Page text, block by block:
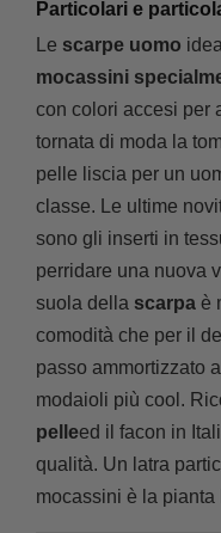
Particolari e
Le scarpe uomo
mocassini
con colori accesi per
tornata di moda la
pelle liscia per un
classe. Le ultime
sono gli inserti in
perridare una nuova
suola della scarpa è
comodità che per il
passo ammortizzato
modaioli più cool.
pelleed il facon in
qualità. Un latra
mocassini è la pianta